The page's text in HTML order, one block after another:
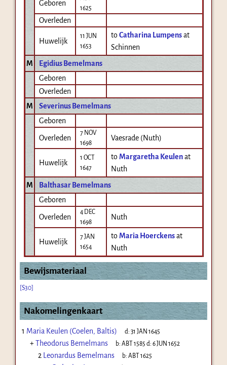
Geboren
1625
Overleden
Huwelijk
11 JUN
1653
toCatharina Lumpens at
Schinnen
M
Egidius Bemelmans
Geboren
Overleden
M
Severinus Bemelmans
Geboren
Overleden
7 NOV
1698
Vaesrade (Nuth)
Huwelijk
1 OCT
1647
toMargaretha Keulen at
Nuth
M
Balthasar Bemelmans
Geboren
Overleden
4 DEC
1698
Nuth
Huwelijk
7 JAN
1654
toMaria Hoerckens at
Nuth
Bewijsmateriaal
[S30]
Nakomelingenkaart
1 Maria Keulen (Coelen, Baltis) d:31 JAN 1645
+Theodorus Bemelmans b:ABT 1585 d:6 JUN 1652
2 Leonardus Bemelmans b:ABT 1625